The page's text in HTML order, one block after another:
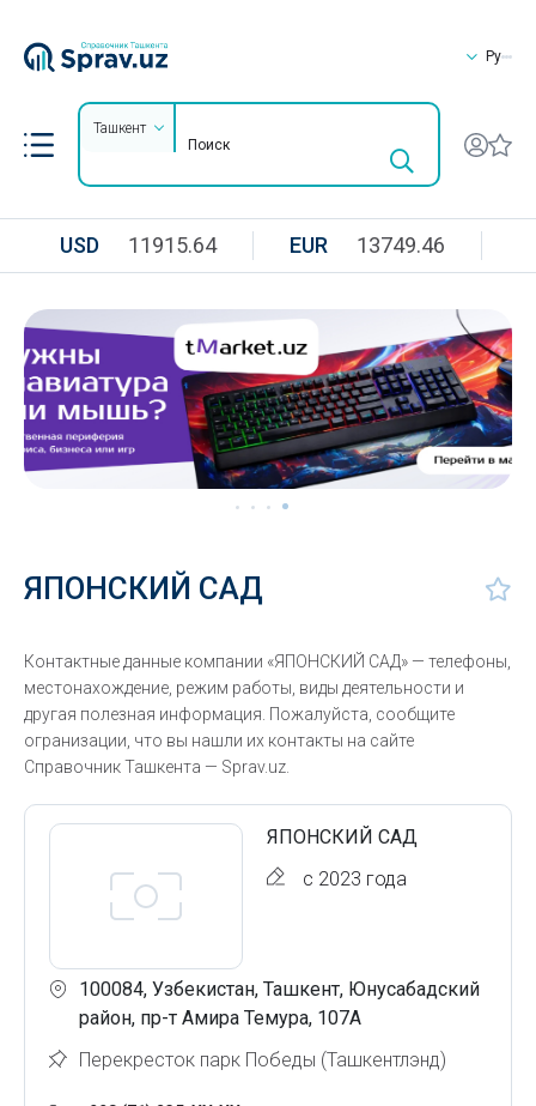
Ру
Ташкент
USD 11915.64 EUR 13749.46
ЯПОНСКИЙ САД
Контактные данные компании «ЯПОНСКИЙ САД» — телефоны,
местонахождение, режим работы, виды деятельности и
другая полезная информация. Пожалуйста, сообщите
огранизации, что вы нашли их контакты на сайте
Справочник Ташкента — Sprav.uz.
ЯПОНСКИЙ САД
с 2023 года
100084, Узбекистан, Ташкент, Юнусабадский
район, пр-т Амира Темура, 107А
Перекресток парк Победы (Ташкентлэнд)